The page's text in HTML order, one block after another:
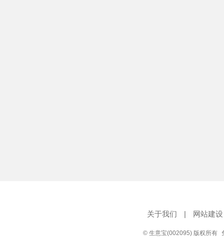
关于我们 | 网站建设
© 生意宝(002095) 版权所有